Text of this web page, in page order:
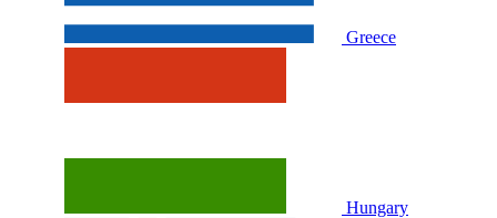
Greece
Hungary